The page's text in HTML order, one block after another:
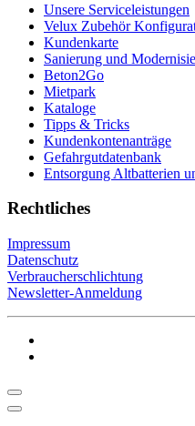
Unsere Serviceleistungen
Velux Zubehör
Kundenkarte
Sanierung und
Beton2Go
Mietpark
Kataloge
Tipps & Tricks
Kundenkontenanträge
Gefahrgutdatenbank
Entsorgung Altbatterien
Rechtliches
Impressum
Datenschutz
Verbraucherschlichtung
Newsletter-Anmeldung